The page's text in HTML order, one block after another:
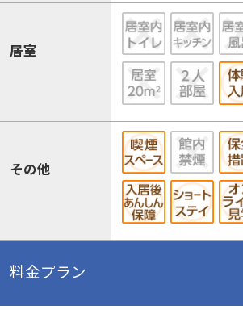
居室
その他
料金プラン